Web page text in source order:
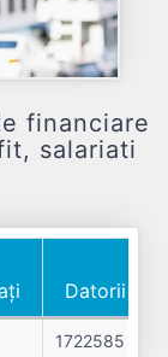
financiare
salariati
Datorii
Datorii
1722585